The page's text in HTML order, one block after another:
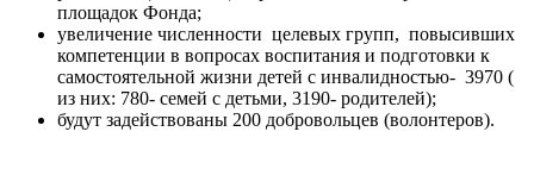
площадок Фонда;
увеличение численности целевых групп, повысивших
компетенции в вопросах воспитания и подготовки к
самостоятельной жизни детей с инвалидностью- 3970 (
из них: 780- семей с детьми, 3190- родителей);
будут задействованы 200 добровольцев (волонтеров).